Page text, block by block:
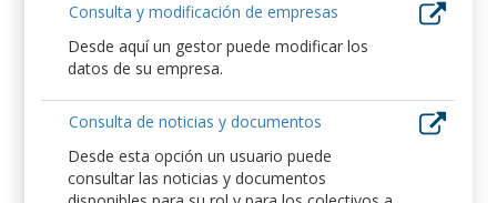
Consulta y modificación de empresas
Desde aquí un gestor puede modificar los
datos de su empresa.
Consulta de noticias y documentos
Desde esta opción un usuario puede
consultar las noticias y documentos